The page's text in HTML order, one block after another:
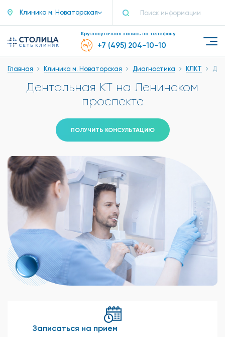
Клиника м. Новаторская
Круглосуточная запись по телефону
+7 (495) 204-10-10
Главная Клиника м. Новаторская Диагностика КЛКТ
Дентальная КТ на Ленинском
проспекте
ПОЛУЧИТЬ КОНСУЛЬТАЦИЮ
Записаться на прием